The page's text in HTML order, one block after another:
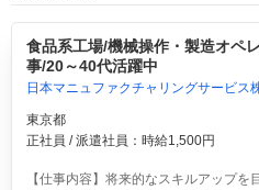
食品系工場/機械操作・製造オペ
事/20～40代活躍中
日本マニュファクチャリングサービス
東京都
正社員 / 派遣社員：時給1,500円
【仕事内容】将来的なスキルアップ